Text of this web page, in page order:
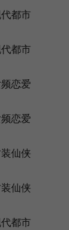
都市
都市
恋爱
恋爱
仙侠
仙侠
都市